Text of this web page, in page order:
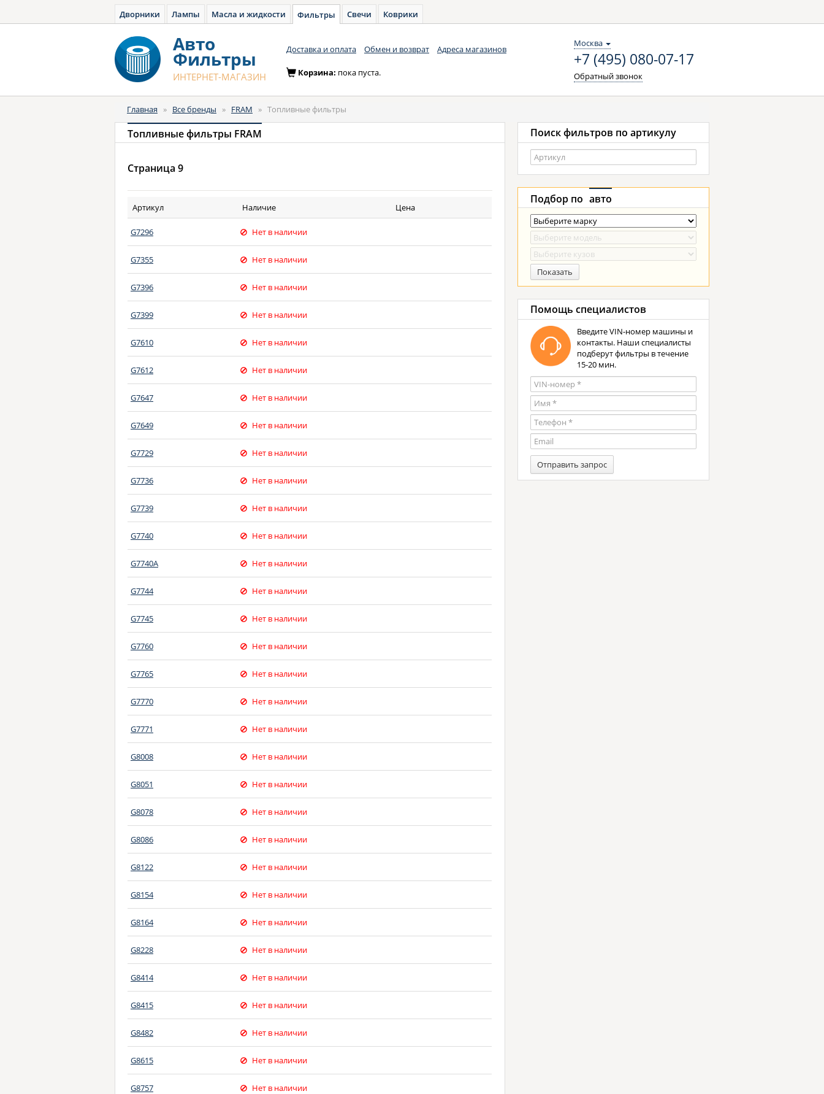
Дворники Лампы Масла и жидкости Фильтры Свечи Коврики
Авто
Фильтры
ИНТЕРНЕТ-МАГАЗИН
Доставка и оплата Обмен и возврат Адреса магазинов
Москва
+7 (495) 080-07-17
Обратный звонок
Корзина: пока пуста.
Главная » Все бренды » FRAM » Топливные фильтры
Топливные фильтры FRAM
Страница 9
Артикул Наличие Цена
G7296 Нет в наличии
G7355 Нет в наличии
G7396 Нет в наличии
G7399 Нет в наличии
G7610 Нет в наличии
G7612 Нет в наличии
G7647 Нет в наличии
G7649 Нет в наличии
G7729 Нет в наличии
G7736 Нет в наличии
G7739 Нет в наличии
G7740 Нет в наличии
G7740A Нет в наличии
G7744 Нет в наличии
G7745 Нет в наличии
G7760 Нет в наличии
G7765 Нет в наличии
G7770 Нет в наличии
G7771 Нет в наличии
G8008 Нет в наличии
G8051 Нет в наличии
G8078 Нет в наличии
G8086 Нет в наличии
G8122 Нет в наличии
G8154 Нет в наличии
G8164 Нет в наличии
G8228 Нет в наличии
G8414 Нет в наличии
G8415 Нет в наличии
G8482 Нет в наличии
G8615 Нет в наличии
G8757 Нет в наличии
Поиск фильтров по артикулу
Подбор по авто
Показать
Помощь специалистов
Введите VIN-номер машины и
контакты. Наши специалисты
подберут фильтры в течение
15-20 мин.
Отправить запрос